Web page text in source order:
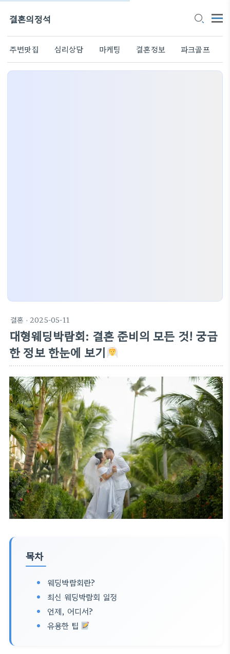
결혼의정석
주변맛집 심리상담 마케팅 결혼정보 파크골프
결혼 · 2025-05-11
대형웨딩박람회: 결혼 준비의 모든 것! 궁금
한 정보 한눈에 보기
목차
웨딩박람회란?
최신 웨딩박람회 일정
언제, 어디서?
유용한 팁